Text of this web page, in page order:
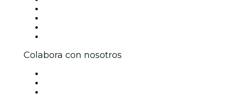
Colabora con nosotros